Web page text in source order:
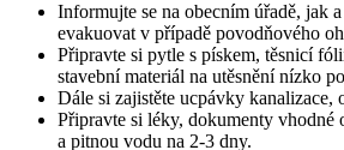
Informujte se na obecním úřadě, jak
evakuovat v případě povodňového
Připravte si pytle s pískem, těsnicí
stavební materiál na utěsnění nízko
Dále si zajistěte ucpávky kanalizace,
Připravte si léky, dokumenty vhodné
a pitnou vodu na 2-3 dny.